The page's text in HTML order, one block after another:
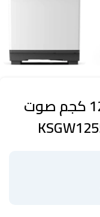
غسالة سوبر جنرال حوضين 12 كجم صوت